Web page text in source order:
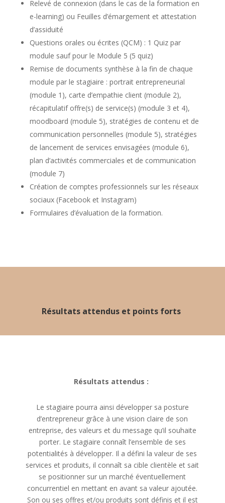
Relevé de connexion (dans le cas de la formation en
e-learning) ou Feuilles d’émargement et attestation
d’assiduité
Questions orales ou écrites (QCM) : 1 Quiz par
module sauf pour le Module 5 (5 quiz)
Remise de documents synthèse à la fin de chaque
module par le stagiaire : portrait entrepreneurial
(module 1), carte d’empathie client (module 2),
récapitulatif offre(s) de service(s) (module 3 et 4),
moodboard (module 5), stratégies de contenu et de
communication personnelles (module 5), stratégies
de lancement de services envisagées (module 6),
plan d’activités commerciales et de communication
(module 7)
Création de comptes professionnels sur les réseaux
sociaux (Facebook et Instagram)
Formulaires d’évaluation de la formation.
Résultats attendus et points forts
Résultats attendus :
Le stagiaire pourra ainsi développer sa posture
d’entrepreneur grâce à une vision claire de son
entreprise, des valeurs et du message qu’il souhaite
porter. Le stagiaire connaît l’ensemble de ses
potentialités à développer. Il a défini la valeur de ses
services et produits, il connaît sa cible clientèle et sait
se positionner sur un marché éventuellement
concurrentiel en mettant en avant sa valeur ajoutée.
Son ou ses offres et/ou produits sont définis et il est